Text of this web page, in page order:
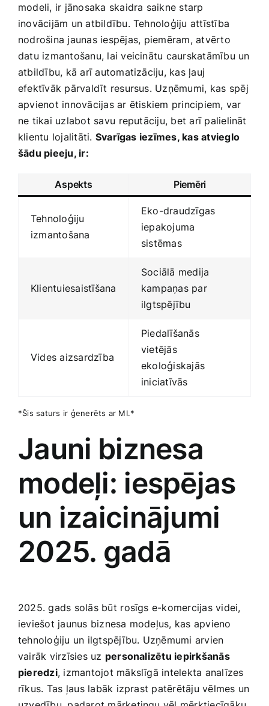
modeli, ir jānosaka skaidra saikne starp
inovācijām un atbildību. Tehnoloģiju attīstība
nodrošina jaunas iespējas,⁣ piemēram, atvērto
datu izmantošanu, lai veicinātu caurskatāmību un
atbildību, kā arī automatizāciju,‍ kas ļauj
efektīvāk pārvaldīt resursus.​ Uzņēmumi, kas ⁣spēj
apvienot innovācijas ar ētiskiem principiem, var⁣
ne tikai uzlabot savu⁤ reputāciju, bet arī‍ palielināt
klientu lojalitāti.‍ Svarīgas iezīmes, kas atvieglo
šādu pieeju, ir:
Aspekts Piemēri
Tehnoloģiju
izmantošana
Eko-draudzīgas
iepakojuma
sistēmas
Klientuiesaistīšana
Sociālā​ medija
kampaņas par
ilgtspējību
Vides aizsardzība
Piedalīšanās
vietējās
ekoloģiskajās⁤
iniciatīvās
*Šis saturs ir ģenerēts ar MI.*
Jauni ⁣biznesa
modeļi: iespējas
un izaicinājumi
2025. gadā
2025. gads solās būt ⁤rosīgs e-komercijas videi,
ieviešot jaunus biznesa modeļus, kas apvieno
tehnoloģiju un ilgtspējību. Uzņēmumi arvien
vairāk virzīsies uz personalizētu iepirkšanās
pieredzi,‍ izmantojot mākslīgā intelekta analīzes
rīkus.⁢ Tas ļaus labāk izprast patērētāju ​vēlmes‌ un